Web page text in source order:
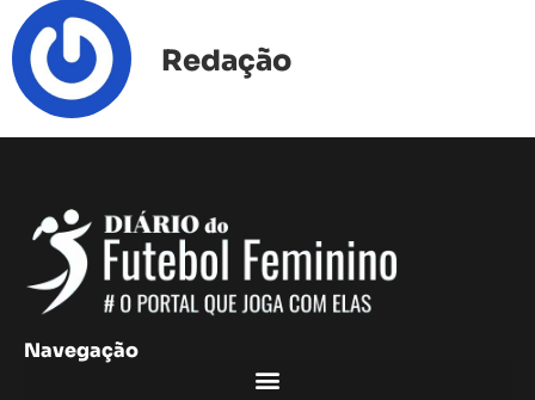
Redação
Navegação